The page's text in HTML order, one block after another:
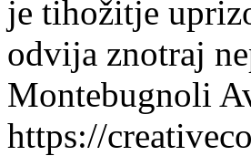
je tihožitje
odvija znotraj
Montebugnoli
https://